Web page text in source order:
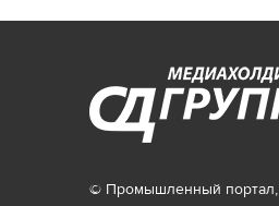
© Промышленный портал,